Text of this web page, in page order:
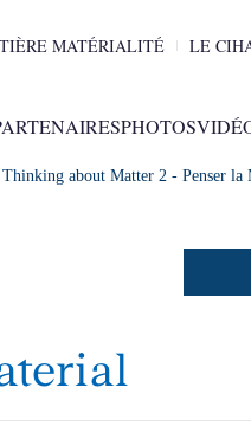
MATÉRIALITÉ LE
PHOTOS
Thinking about Matter 2 - Penser la